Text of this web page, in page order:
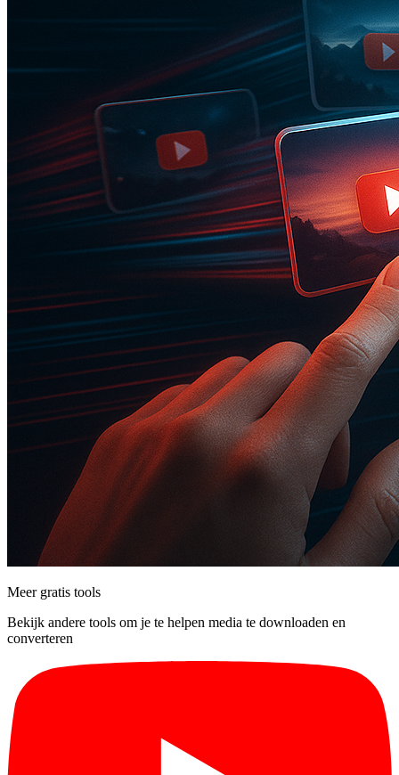
Meer gratis tools
Bekijk andere tools om je te helpen media te downloaden en
converteren